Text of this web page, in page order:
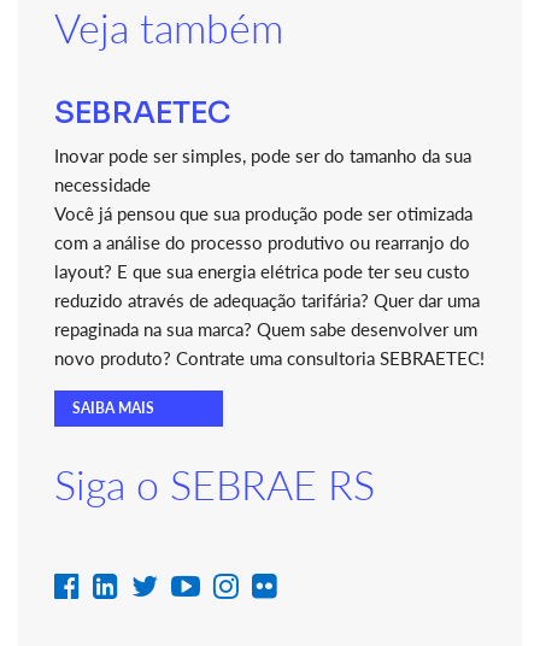
Veja também
SEBRAETEC
Inovar pode ser simples, pode ser do tamanho da sua
necessidade
Você já pensou que sua produção pode ser otimizada
com a análise do processo produtivo ou rearranjo do
layout? E que sua energia elétrica pode ter seu custo
reduzido através de adequação tarifária? Quer dar uma
repaginada na sua marca? Quem sabe desenvolver um
novo produto? Contrate uma consultoria SEBRAETEC!
SAIBA MAIS
Siga o SEBRAE RS